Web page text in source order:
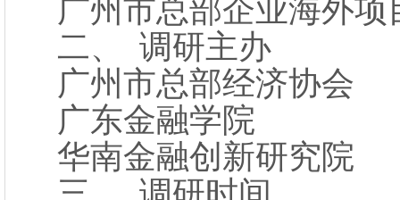
广州市总部企业海外
二、 调研主办
广州市总部经济协会
广东金融学院
华南金融创新研究院